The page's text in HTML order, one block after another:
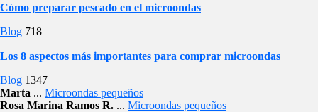
Cómo preparar pescado en el microondas
Blog 718
Los 8 aspectos más importantes para comprar microondas
Blog 1347
Marta ... Microondas pequeños
Rosa Marina Ramos R. ... Microondas pequeños